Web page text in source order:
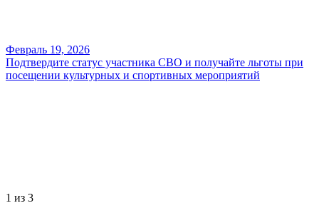
Февраль 19, 2026
Подтвердите статус участника СВО и получайте льготы при
посещении культурных и спортивных мероприятий
1 из 3